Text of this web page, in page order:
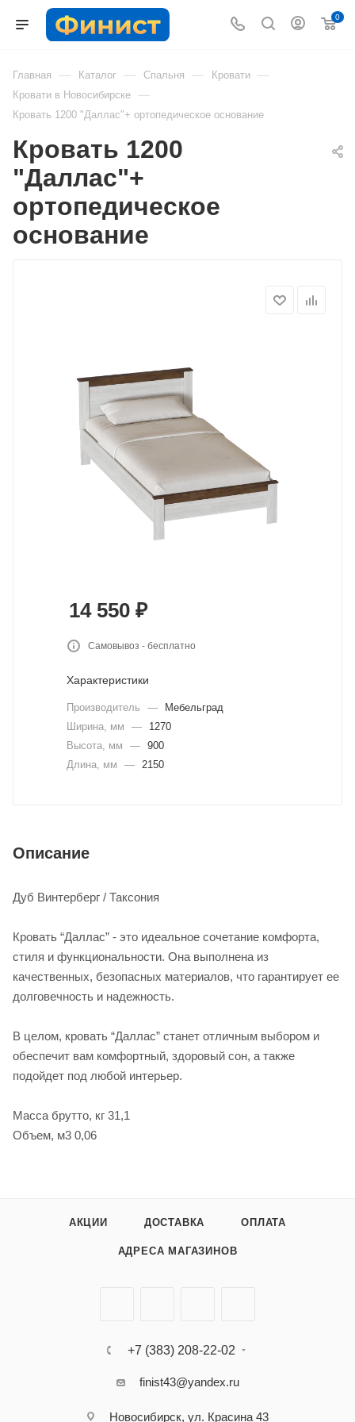
0
Главная — Каталог — Спальня — Кровати —
Кровати в Новосибирске —
Кровать 1200 "Даллас"+ ортопедическое основание
Кровать 1200
"Даллас"+
ортопедическое
основание
14 550 ₽
Самовывоз - бесплатно
Характеристики
Производитель —
Мебельград
Ширина, мм
—
1270
Высота, мм
— 900
Длина, мм
— 2150
Описание
Дуб Винтерберг / Таксония
Кровать “Даллас” - это идеальное сочетание комфорта,
стиля и функциональности. Она выполнена из
качественных, безопасных материалов, что гарантирует ее
долговечность и надежность.
В целом, кровать “Даллас” станет отличным выбором и
обеспечит вам комфортный, здоровый сон, а также
подойдет под любой интерьер.
Масса брутто, кг 31,1
Объем, м3 0,06
АКЦИИ ДОСТАВКА ОПЛАТА
АДРЕСА МАГАЗИНОВ
+7 (383) 208-22-02
finist43@yandex.ru
Новосибирск, ул. Красина 43